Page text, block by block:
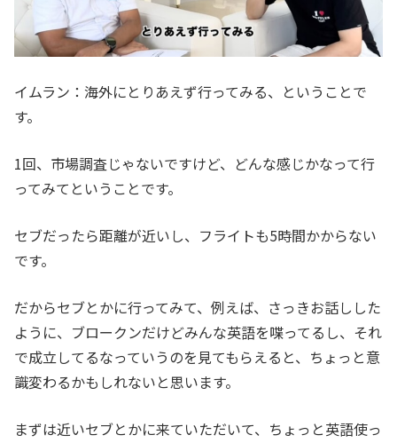
イムラン：海外にとりあえず行ってみる、ということで
す。
1回、市場調査じゃないですけど、どんな感じかなって行
ってみてということです。
セブだったら距離が近いし、フライトも5時間かからない
です。
だからセブとかに行ってみて、例えば、さっきお話しした
ように、ブロークンだけどみんな英語を喋ってるし、それ
で成立してるなっていうのを見てもらえると、ちょっと意
識変わるかもしれないと思います。
まずは近いセブとかに来ていただいて、ちょっと英語使っ